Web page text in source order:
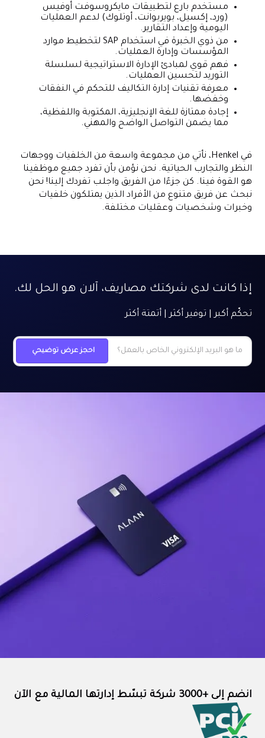
مستخدم بارع لتطبيقات مايكروسوفت أوفيس
(ورد، إكسيل، بويربوانت، أوتلوك) لدعم العمليات
اليومية وإعداد التقارير.
من ذوي الخبرة في استخدام SAP لتخطيط موارد
المؤسسات وإدارة العمليات.
فهم قوي لمبادئ الإدارة الاستراتيجية لسلسلة
التوريد لتحسين العمليات.
معرفة تقنيات إدارة التكاليف للتحكم في النفقات
وخفضها.
إجادة ممتازة للغة الإنجليزية، المكتوبة واللفظية،
مما يضمن التواصل الواضح والمهني.
في Henkel، نأتي من مجموعة واسعة من الخلفيات ووجهات
النظر والتجارب الحياتية. نحن نؤمن بأن تفرد جميع موظفينا
هو القوة فينا. كن جزءًا من الفريق واجلب تفردك إلينا! نحن
نبحث عن فريق متنوع من الأفراد الذين يمتلكون خلفيات
وخبرات وشخصيات وعقليات مختلفة.
إذا كانت لدى شركتك مصاريف، آلان هو الحل لك.
تحكّم أكبر | توفير أكثر | أتمتة أكثر
انضم إلى +3000 شركة تبسّط إدارتها المالية مع الآن